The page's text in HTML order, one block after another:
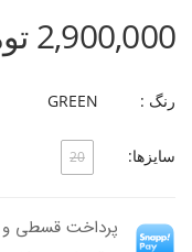
2,900,000 تومان
رنگ : GREEN
سایزها: 20
پرداخت قسطی و